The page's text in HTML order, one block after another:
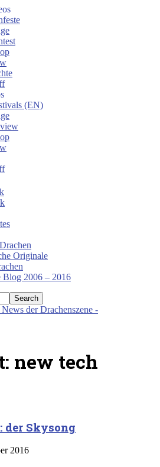
(EN)
Originale
Blog 2006 – 2016
der Drachenszene -
new tech
der Skysong
2016